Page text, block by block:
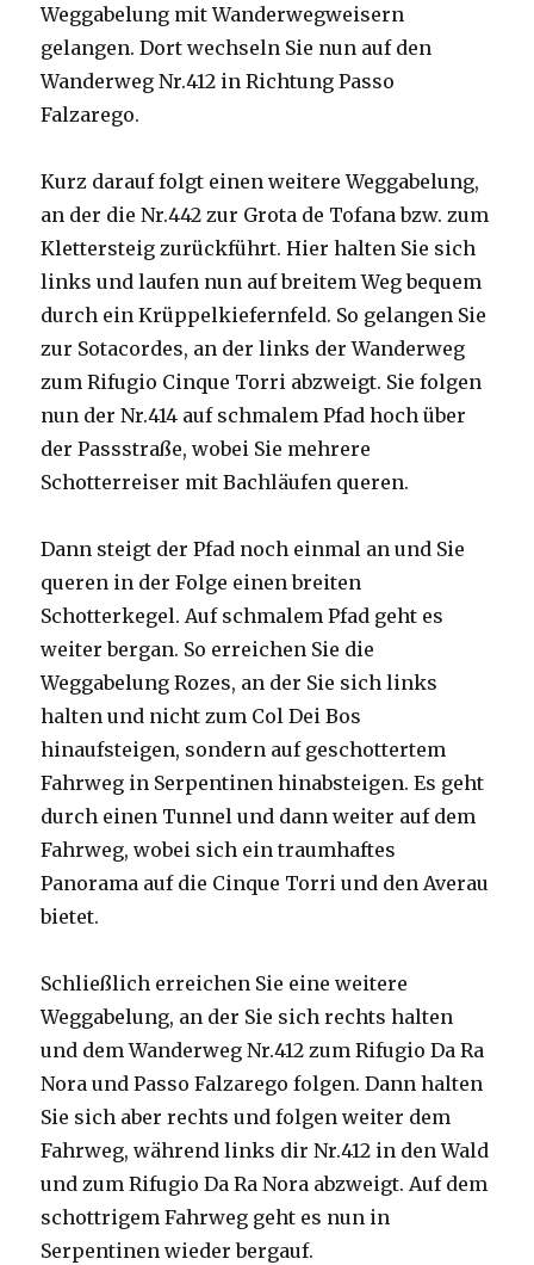
Weggabelung mit Wanderwegweisern
gelangen. Dort wechseln Sie nun auf den
Wanderweg Nr.412 in Richtung Passo
Falzarego.
Kurz darauf folgt einen weitere Weggabelung,
an der die Nr.442 zur Grota de Tofana bzw. zum
Klettersteig zurückführt. Hier halten Sie sich
links und laufen nun auf breitem Weg bequem
durch ein Krüppelkiefernfeld. So gelangen Sie
zur Sotacordes, an der links der Wanderweg
zum Rifugio Cinque Torri abzweigt. Sie folgen
nun der Nr.414 auf schmalem Pfad hoch über
der Passstraße, wobei Sie mehrere
Schotterreiser mit Bachläufen queren.
Dann steigt der Pfad noch einmal an und Sie
queren in der Folge einen breiten
Schotterkegel. Auf schmalem Pfad geht es
weiter bergan. So erreichen Sie die
Weggabelung Rozes, an der Sie sich links
halten und nicht zum Col Dei Bos
hinaufsteigen, sondern auf geschottertem
Fahrweg in Serpentinen hinabsteigen. Es geht
durch einen Tunnel und dann weiter auf dem
Fahrweg, wobei sich ein traumhaftes
Panorama auf die Cinque Torri und den Averau
bietet.
Schließlich erreichen Sie eine weitere
Weggabelung, an der Sie sich rechts halten
und dem Wanderweg Nr.412 zum Rifugio Da Ra
Nora und Passo Falzarego folgen. Dann halten
Sie sich aber rechts und folgen weiter dem
Fahrweg, während links dir Nr.412 in den Wald
und zum Rifugio Da Ra Nora abzweigt. Auf dem
schottrigem Fahrweg geht es nun in
Serpentinen wieder bergauf.